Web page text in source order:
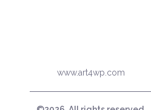
www.art4wp.com